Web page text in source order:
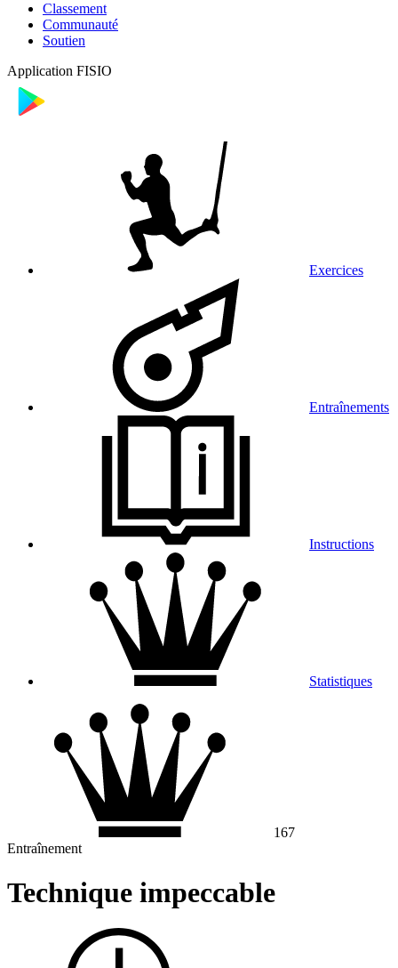
Classement
Communauté
Soutien
Application FISIO
Exercices
Entraînements
Instructions
Statistiques
167
Entraînement
Technique impeccable